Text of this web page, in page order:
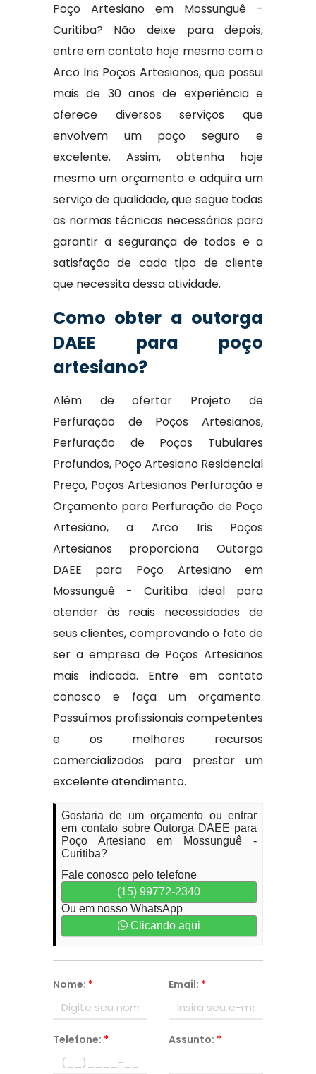
Poço Artesiano em Mossunguê -
Curitiba? Não deixe para depois,
entre em contato hoje mesmo com a
Arco Iris Poços Artesianos, que possui
mais de 30 anos de experiência e
oferece diversos serviços que
envolvem um poço seguro e
excelente. Assim, obtenha hoje
mesmo um orçamento e adquira um
serviço de qualidade, que segue todas
as normas técnicas necessárias para
garantir a segurança de todos e a
satisfação de cada tipo de cliente
que necessita dessa atividade.
Como obter a outorga
DAEE para poço
artesiano?
Além de ofertar Projeto de
Perfuração de Poços Artesianos,
Perfuração de Poços Tubulares
Profundos, Poço Artesiano Residencial
Preço, Poços Artesianos Perfuração e
Orçamento para Perfuração de Poço
Artesiano, a Arco Iris Poços
Artesianos proporciona Outorga
DAEE para Poço Artesiano em
Mossunguê - Curitiba ideal para
atender às reais necessidades de
seus clientes, comprovando o fato de
ser a empresa de Poços Artesianos
mais indicada. Entre em contato
conosco e faça um orçamento.
Possuímos profissionais competentes
e os melhores recursos
comercializados para prestar um
excelente atendimento.
Gostaria de um orçamento ou entrar
em contato sobre Outorga DAEE para
Poço Artesiano em Mossunguê -
Curitiba?
Fale conosco pelo telefone
(15) 99772-2340
Ou em nosso WhatsApp
Clicando aqui
Nome: * Email: *
Telefone: * Assunto: *